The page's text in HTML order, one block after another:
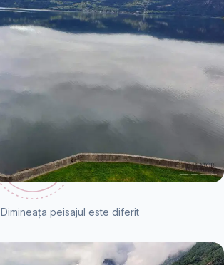
Dimineața peisajul este diferit